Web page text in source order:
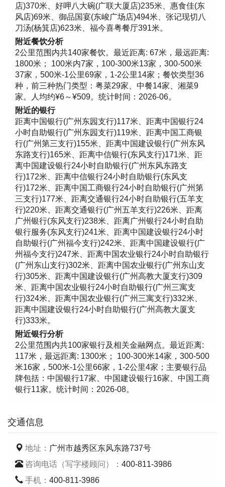
店)370米、好呷八大碗(广联大厦店)235米、惠食佳(东
风店)69米、御品国宴(东峻广场店)494米、张记现切八
刀汤(杨箕店)623米、福今喜粤餐厅391米。
附近餐饮分析
2公里范围内共140家餐饮。最近距离: 67米，最远距离:
1800米； 100米内7家，100-300米13家，300-500米
37家，500米-1公里69家，1-2公里14家；餐饮类型36
种，前三种热门类型：粤菜29家、中餐14家、湘菜9
家。人均约¥6～¥509。统计时间：2026-06。
附近的银行
距离中国银行(广州东园支行)117米、距离中国银行24
小时自助银行(广州东园支行)119米、距离中国工商银
行(广州第三支行)155米、距离中国建设银行(广州东风
东路支行)165米、距离中信银行(东风支行)171米、距
离中国建设银行24小时自助银行(广州东风东路支
行)172米、距离中信银行24小时自助银行(东风支
行)172米、距离中国工商银行24小时自助银行(广州第
三支行)177米、距离交通银行24小时自助银行(五羊支
行)220米、距离交通银行(广州五羊支行)226米、距离
广州银行(东风支行)238米、距离广州银行24小时自助
银行服务(东风支行)241米、距离中国建设银行24小时
自助银行(广州福今支行)242米、距离中国建设银行(广
州福今支行)247米、距离中国农业银行24小时自助银行
(广州东山支行)302米、距离中国农业银行(广州东山支
行)305米、距离中国建设银行(广州高教大厦支行)309
米、距离中国农业银行24小时自助银行(广州三寓支
行)324米、距离中国农业银行(广州三寓支行)332米、
距离中国建设银行24小时自助银行(广州高教大厦支
行)333米。
附近银行分析
2公里范围内共100家银行及相关金融网点。最近距离:
117米，最远距离: 1300米； 100-300米14家，300-500
米16家，500米-1公里66家，1-2公里4家；主要银行品
牌包括：中国银行17家、中国建设银行16家、中国工商
银行11家。统计时间：2026-08。
交通信息
地址： 广州市越秀区东风东路737号
咨询电话（写字楼顾问）： 400-811-3986
手机： 400-811-3986